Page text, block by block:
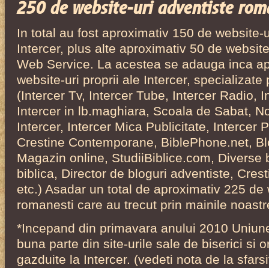
250 de website-uri adventiste
In total au fost aproximativ 150 de
Intercer, plus alte aproximativ 50 de
Web Service. La acestea se adauga inca
website-uri proprii ale Intercer, specializate
(Intercer Tv, Intercer Tube, Intercer Radio,
Intercer in lb.maghiara, Scoala de Sabat,
Intercer, Intercer Mica Publicitate, Intercer
Crestine Contemporane, BiblePhone.net,
Magazin online, StudiiBiblice.com, Diverse
biblica, Director de bloguri adventiste,
etc.) Asadar un total de aproximativ 225
romanesti care au trecut prin mainile
*Incepand din primavara anului 2010
buna parte din site-urile sale de biserici si
gazduite la Intercer. (vedeti nota de la